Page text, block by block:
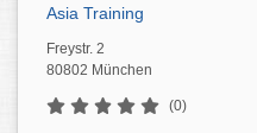
Asia Training
Freystr. 2
80802 München
(0)